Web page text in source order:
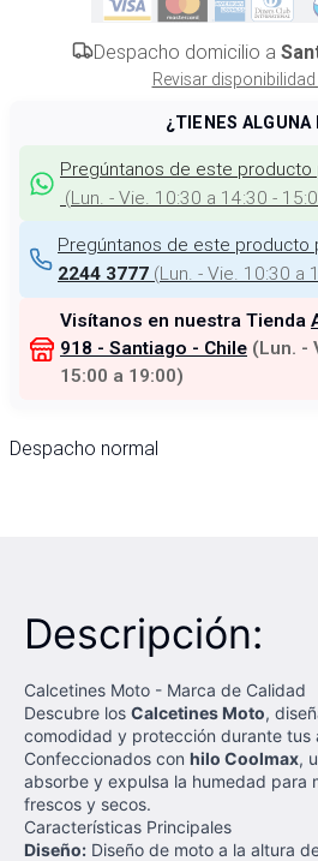
Despacho domicilio a
Revisar
¿TIENES ALGUNA
Pregúntanos de este producto
(Lun. - Vie. 10:30 a 14:30 -
Pregúntanos de este producto
2244 3777 (Lun. - Vie. 10:30 a
Visítanos en nuestra Tienda
918 - Santiago - Chile (Lun. -
15:00 a 19:00)
Despacho normal
Descripción:
Calcetines Moto - Marca de Calidad
Descubre los Calcetines Moto,
comodidad y protección durante tus
Confeccionados con hilo Coolmax,
absorbe y expulsa la humedad para
frescos y secos.
Características Principales
Diseño: Diseño de moto a la altura